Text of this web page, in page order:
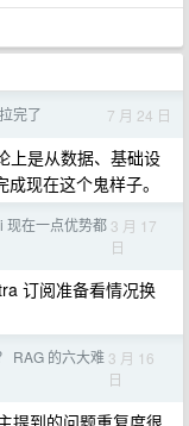
完了 7 月 24 日
上是从数据、基础设
现在这个鬼样子。
现在一点优势都 3 月 17
日
订阅准备看情况换
RAG 的六大难 3 月 16
日
提到的问题重复度很